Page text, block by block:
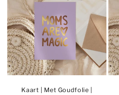
Kaart | Met Goudfolie |